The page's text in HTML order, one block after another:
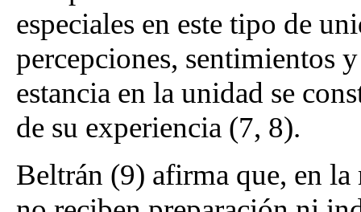
especiales en este tipo de
percepciones, sentimientos
estancia en la unidad se
de su experiencia (7, 8).
Beltrán (9) afirma que, en la